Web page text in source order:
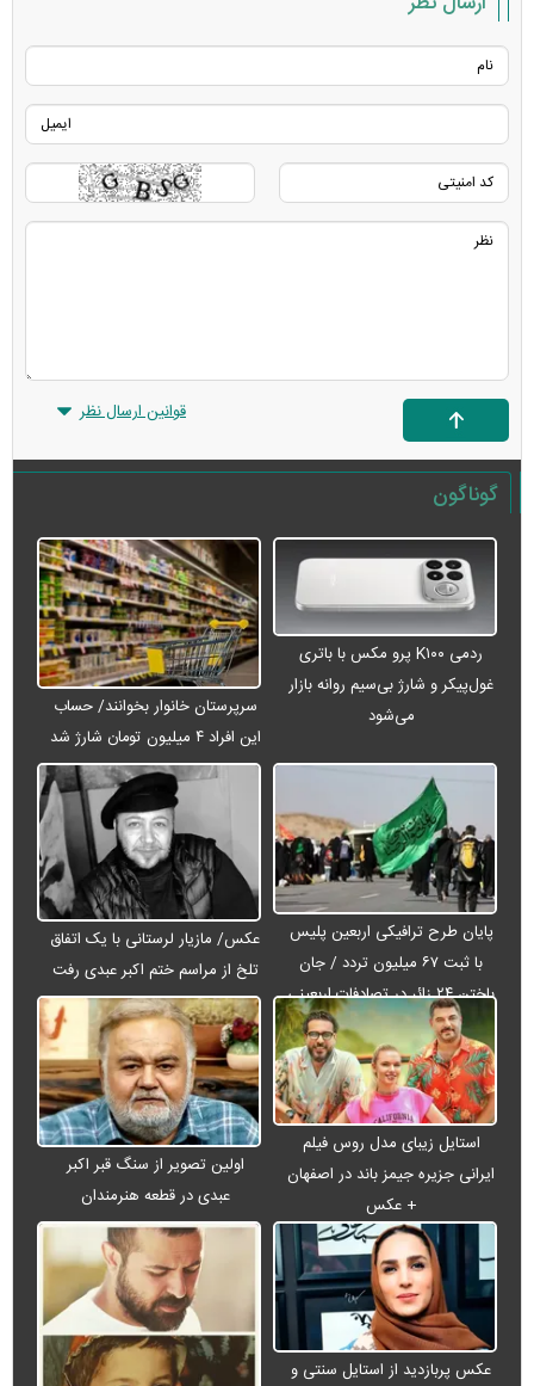
قوانین ارسال نظر
گوناگون
ردمی K۱۰۰ پرو مکس با باتری
غول‌پیکر و شارژ بی‌سیم روانه بازار
می‌شود
سرپرستان خانوار بخوانند/ حساب
این افراد ۴ میلیون تومان شارژ شد
پایان طرح ترافیکی اربعین پلیس
با ثبت ۶۷ میلیون تردد / جان
باختن ۲۴ زائر در تصادفات اربعینی
عکس/ مازیار لرستانی با یک اتفاق
تلخ از مراسم ختم اکبر عبدی رفت
استایل زیبای مدل روس فیلم
ایرانی جزیره جیمز باند در اصفهان
+ عکس
اولین تصویر از سنگ قبر اکبر
عبدی در قطعه هنرمندان
عکس پربازدید از استایل سنتی و